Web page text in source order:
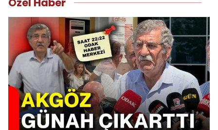
Özel Haber